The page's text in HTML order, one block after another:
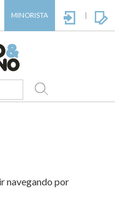
MINORISTA
navegando por